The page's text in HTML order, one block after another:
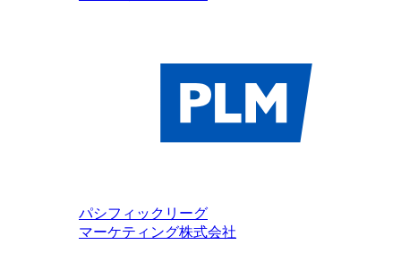
パシフィックリーグ
マーケティング株式会社